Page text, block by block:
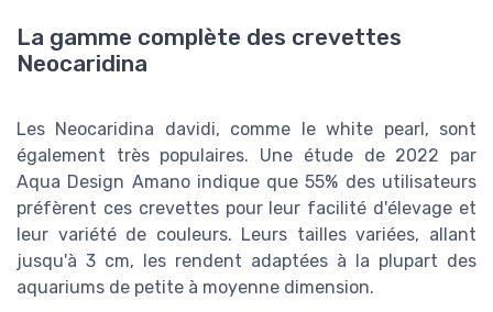
La gamme complète des crevettes
Neocaridina
Les Neocaridina davidi, comme le white pearl, sont
également très populaires. Une étude de 2022 par
Aqua Design Amano indique que 55% des utilisateurs
préfèrent ces crevettes pour leur facilité d'élevage et
leur variété de couleurs. Leurs tailles variées, allant
jusqu'à 3 cm, les rendent adaptées à la plupart des
aquariums de petite à moyenne dimension.